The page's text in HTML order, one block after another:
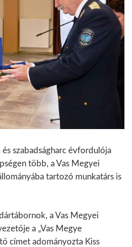
szabadságharc évfordulója
több, a Vas Megyei
tartozó munkatárs is
a Vas Megyei
a „Vas Megye
címet adományozta Kiss